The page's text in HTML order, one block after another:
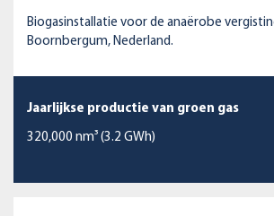
Biogasinstallatie voor de anaërobe
Boornbergum, Nederland.
Jaarlijkse productie van groen gas
320,000 nm³ (3.2 GWh)